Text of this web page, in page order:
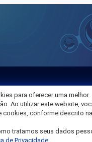
para oferecer uma melhor
Ao utilizar este website,
cookies, conforme descrito
tratamos seus dados
de Privacidade